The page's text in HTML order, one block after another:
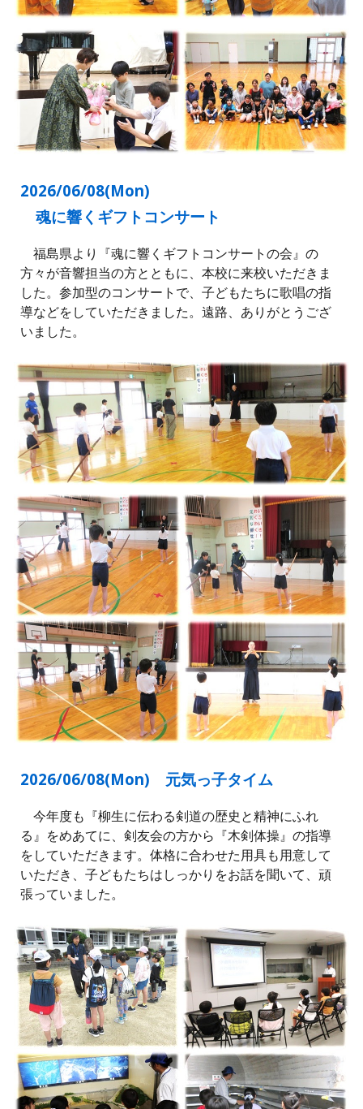
2026/06/08(Mon)
魂に響くギフトコンサート
福島県より『魂に響くギフトコンサートの会』の
方々が音響担当の方とともに、本校に来校いただきま
した。参加型のコンサートで、子どもたちに歌唱の指
導などをしていただきました。遠路、ありがとうござ
いました。
2026/06/08(Mon) 元気っ子タイム
今年度も『柳生に伝わる剣道の歴史と精神にふれ
る』をめあてに、剣友会の方から『木剣体操』の指導
をしていただきます。体格に合わせた用具も用意して
いただき、子どもたちはしっかりをお話を聞いて、頑
張っていました。